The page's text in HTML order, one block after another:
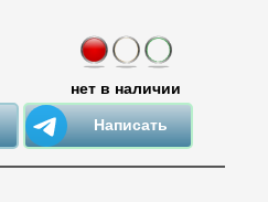
нет в наличии
Написать